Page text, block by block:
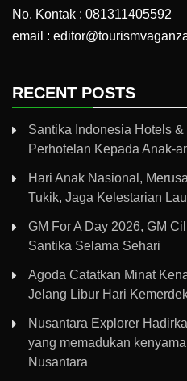
No. Kontak : 081311405592
email :
RECENT POSTS
Santika Indonesia Hotels
Perhotelan Kepada Anak-
Hari Anak Nasional,
Tukik, Jaga Kelestarian
GM For A Day 2026, GM
Santika Selama Sehari
Agoda Catatkan Minat
Jelang Libur Hari
Nusantara Explorer
yang memadukan
Nusantara